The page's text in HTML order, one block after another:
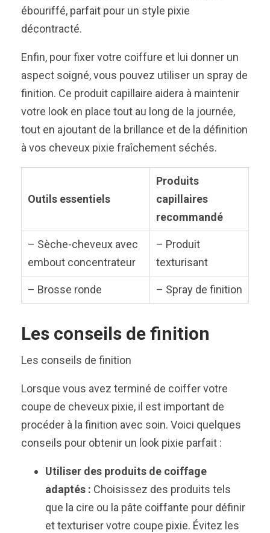
ébouriffé, parfait pour un style pixie
décontracté.
Enfin, pour fixer votre coiffure et lui donner un
aspect soigné, vous pouvez utiliser un spray de
finition. Ce produit capillaire aidera à maintenir
votre look en place tout au long de la journée,
tout en ajoutant de la brillance et de la définition
à vos cheveux pixie fraîchement séchés.
Outils essentiels
Produits
capillaires
recommandé
– Sèche-cheveux avec
embout concentrateur
– Produit
texturisant
– Brosse ronde – Spray de finition
Les conseils de finition
Les conseils de finition
Lorsque vous avez terminé de coiffer votre
coupe de cheveux pixie, il est important de
procéder à la finition avec soin. Voici quelques
conseils pour obtenir un look pixie parfait :
Utiliser des produits de coiffage
adaptés : Choisissez des produits tels
que la cire ou la pâte coiffante pour définir
et texturiser votre coupe pixie. Évitez les